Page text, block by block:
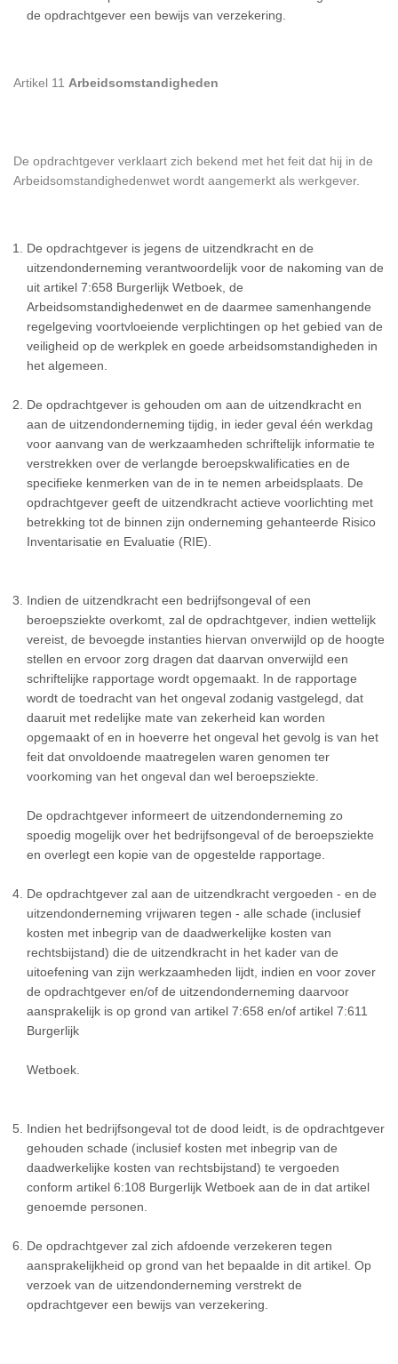
de opdrachtgever een bewijs van verzekering.
Artikel 11 Arbeidsomstandigheden
De opdrachtgever verklaart zich bekend met het feit dat hij in de
Arbeidsomstandighedenwet wordt aangemerkt als werkgever.
De opdrachtgever is jegens de uitzendkracht en de
uitzendonderneming verantwoordelijk voor de nakoming van de
uit artikel 7:658 Burgerlijk Wetboek, de
Arbeidsomstandighedenwet en de daarmee samenhangende
regelgeving voortvloeiende verplichtingen op het gebied van de
veiligheid op de werkplek en goede arbeidsomstandigheden in
het algemeen.
De opdrachtgever is gehouden om aan de uitzendkracht en
aan de uitzendonderneming tijdig, in ieder geval één werkdag
voor aanvang van de werkzaamheden schriftelijk informatie te
verstrekken over de verlangde beroepskwalificaties en de
specifieke kenmerken van de in te nemen arbeidsplaats. De
opdrachtgever geeft de uitzendkracht actieve voorlichting met
betrekking tot de binnen zijn onderneming gehanteerde Risico
Inventarisatie en Evaluatie (RIE).
Indien de uitzendkracht een bedrijfsongeval of een
beroepsziekte overkomt, zal de opdrachtgever, indien wettelijk
vereist, de bevoegde instanties hiervan onverwijld op de hoogte
stellen en ervoor zorg dragen dat daarvan onverwijld een
schriftelijke rapportage wordt opgemaakt. In de rapportage
wordt de toedracht van het ongeval zodanig vastgelegd, dat
daaruit met redelijke mate van zekerheid kan worden
opgemaakt of en in hoeverre het ongeval het gevolg is van het
feit dat onvoldoende maatregelen waren genomen ter
voorkoming van het ongeval dan wel beroepsziekte.
De opdrachtgever informeert de uitzendonderneming zo
spoedig mogelijk over het bedrijfsongeval of de beroepsziekte
en overlegt een kopie van de opgestelde rapportage.
De opdrachtgever zal aan de uitzendkracht vergoeden - en de
uitzendonderneming vrijwaren tegen - alle schade (inclusief
kosten met inbegrip van de daadwerkelijke kosten van
rechtsbijstand) die de uitzendkracht in het kader van de
uitoefening van zijn werkzaamheden lijdt, indien en voor zover
de opdrachtgever en/of de uitzendonderneming daarvoor
aansprakelijk is op grond van artikel 7:658 en/of artikel 7:611
Burgerlijk
Wetboek.
Indien het bedrijfsongeval tot de dood leidt, is de opdrachtgever
gehouden schade (inclusief kosten met inbegrip van de
daadwerkelijke kosten van rechtsbijstand) te vergoeden
conform artikel 6:108 Burgerlijk Wetboek aan de in dat artikel
genoemde personen.
De opdrachtgever zal zich afdoende verzekeren tegen
aansprakelijkheid op grond van het bepaalde in dit artikel. Op
verzoek van de uitzendonderneming verstrekt de
opdrachtgever een bewijs van verzekering.